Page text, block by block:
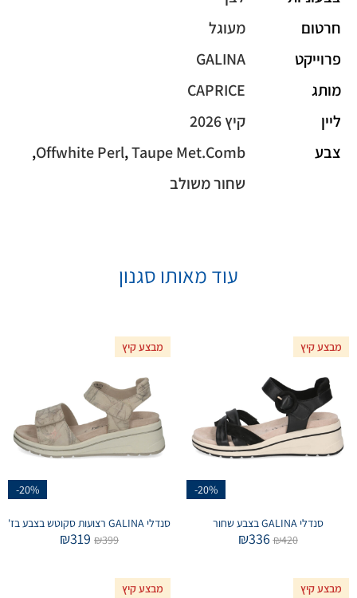
חרטום
מעוגל
פרוייקט
GALINA
מותג
CAPRICE
ליין
קיץ 2026
צבע
Offwhite Perl,Taupe Met.Comb
,
שחור משולב
עוד מאותו סגנון
מבצע קיץ
-20%
סנדלי GALINA בצבע שחור
₪420
₪336
מבצע קיץ
-20%
סנדלי GALINA רצועות סקוטש בצבע בז'
₪399
₪319
מבצע קיץ מבצע קיץ